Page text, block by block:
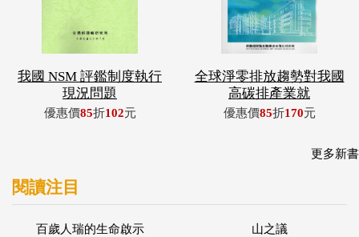
我國 NSM 評鑑制度執行
現況問題
優惠價85折102元
全球淨零排放趨勢對我國
高碳排產業就
優惠價85折170元
更多新書
閱讀注目
百歲人瑞的生命啟示 山之議